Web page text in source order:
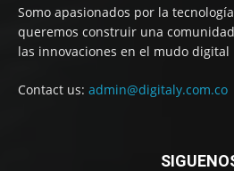
Somo apasionados por la
queremos construir una
las innovaciones en el mudo digital
Contact us: admin@digitaly.com.co